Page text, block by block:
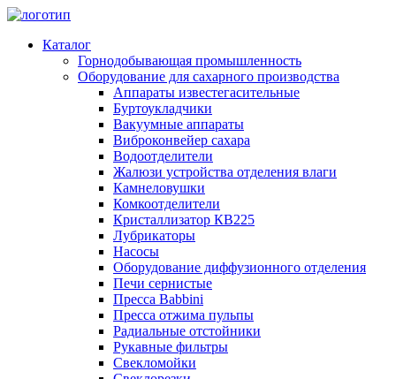
Каталог
Горнодобывающая промышленность
Оборудование для сахарного производства
Аппараты известегасительные
Буртоукладчики
Вакуумные аппараты
Виброконвейер сахара
Водоотделители
Жалюзи устройства отделения влаги
Камнеловушки
Комкоотделители
Кристаллизатор КВ225
Лубрикаторы
Насосы
Оборудование диффузионного отделения
Печи сернистые
Пресса Babbini
Пресса отжима пульпы
Радиальные отстойники
Рукавные фильтры
Свекломойки